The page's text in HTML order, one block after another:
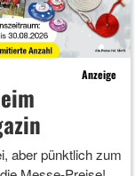
Anzeige
aber pünktlich zum